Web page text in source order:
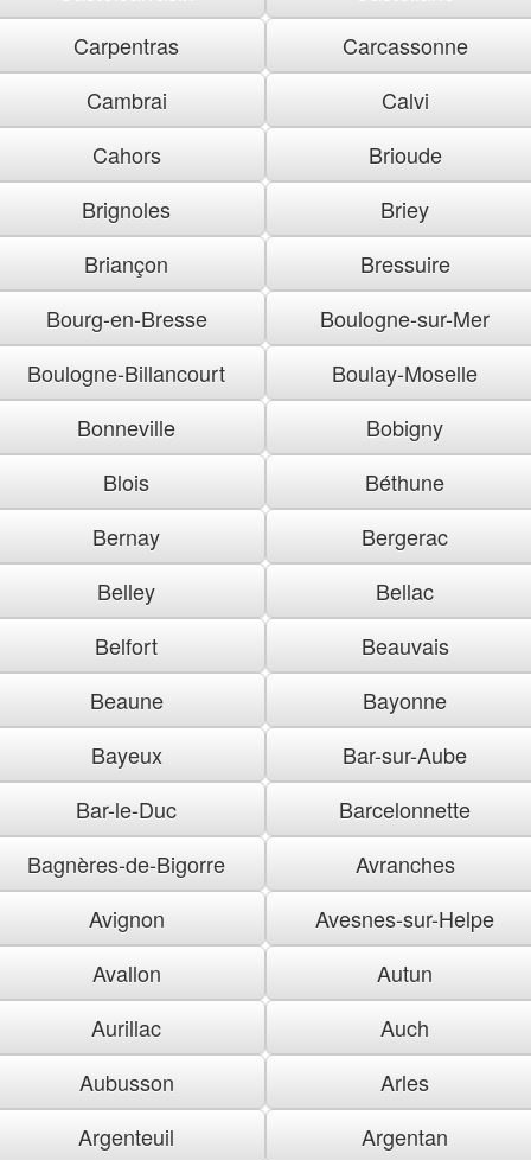
Carpentras
Carcassonne
Cambrai
Calvi
Cahors
Brioude
Brignoles
Briey
Briançon
Bressuire
Bourg-en-Bresse
Boulogne-sur-Mer
Boulogne-Billancourt
Boulay-Moselle
Bonneville
Bobigny
Blois
Béthune
Bernay
Bergerac
Belley
Bellac
Belfort
Beauvais
Beaune
Bayonne
Bayeux
Bar-sur-Aube
Bar-le-Duc
Barcelonnette
Bagnères-de-Bigorre
Avranches
Avignon
Avesnes-sur-Helpe
Avallon
Autun
Aurillac
Auch
Aubusson
Arles
Argenteuil
Argentan